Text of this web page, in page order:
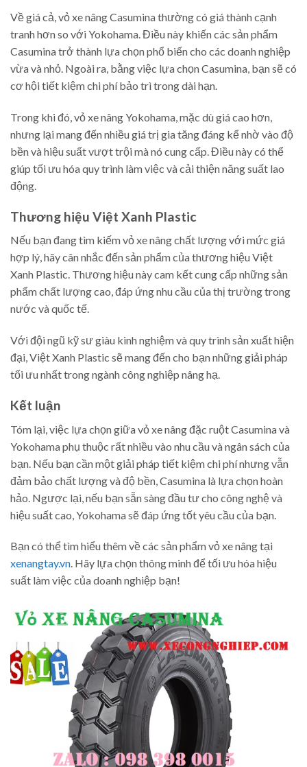
Về giá cả, vỏ xe nâng Casumina thường có giá thành cạnh
tranh hơn so với Yokohama. Điều này khiến các sản phẩm
Casumina trở thành lựa chọn phổ biến cho các doanh nghiệp
vừa và nhỏ. Ngoài ra, bằng việc lựa chọn Casumina, bạn sẽ có
cơ hội tiết kiệm chi phí bảo trì trong dài hạn.
Trong khi đó, vỏ xe nâng Yokohama, mặc dù giá cao hơn,
nhưng lại mang đến nhiều giá trị gia tăng đáng kể nhờ vào độ
bền và hiệu suất vượt trội mà nó cung cấp. Điều này có thể
giúp tối ưu hóa quy trình làm việc và cải thiện năng suất lao
động.
Thương hiệu Việt Xanh Plastic
Nếu bạn đang tìm kiếm vỏ xe nâng chất lượng với mức giá
hợp lý, hãy cân nhắc đến sản phẩm của thương hiệu Việt
Xanh Plastic. Thương hiệu này cam kết cung cấp những sản
phẩm chất lượng cao, đáp ứng nhu cầu của thị trường trong
nước và quốc tế.
Với đội ngũ kỹ sư giàu kinh nghiệm và quy trình sản xuất hiện
đại, Việt Xanh Plastic sẽ mang đến cho bạn những giải pháp
tối ưu nhất trong ngành công nghiệp nâng hạ.
Kết luận
Tóm lại, việc lựa chọn giữa vỏ xe nâng đặc ruột Casumina và
Yokohama phụ thuộc rất nhiều vào nhu cầu và ngân sách của
bạn. Nếu bạn cần một giải pháp tiết kiệm chi phí nhưng vẫn
đảm bảo chất lượng và độ bền, Casumina là lựa chọn hoàn
hảo. Ngược lại, nếu bạn sẵn sàng đầu tư cho công nghệ và
hiệu suất cao, Yokohama sẽ đáp ứng tốt yêu cầu của bạn.
Bạn có thể tìm hiểu thêm về các sản phẩm vỏ xe nâng tại
xenangtay.vn. Hãy lựa chọn thông minh để tối ưu hóa hiệu
suất làm việc của doanh nghiệp bạn!